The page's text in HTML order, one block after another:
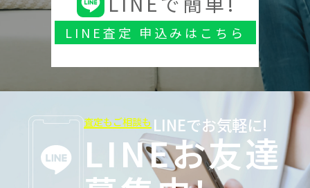
LINE査定 申込みはこちら
査定もご相談も LINEでお気軽に!
LINEお友達